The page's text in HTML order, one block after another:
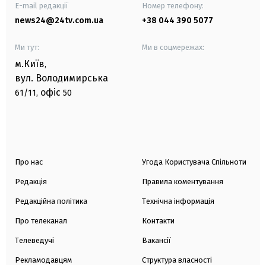
E-mail редакції
news24@24tv.com.ua
Номер телефону:
+38 044 390 5077
Ми тут:
м.Київ,
вул. Володимирська
61/11, офіс 50
Ми в соцмережах:
Про нас
Редакція
Редакційна політика
Про телеканал
Телеведучі
Рекламодавцям
Угода Користувача Спільноти
Правила коментування
Технічна інформація
Контакти
Вакансії
Структура власності